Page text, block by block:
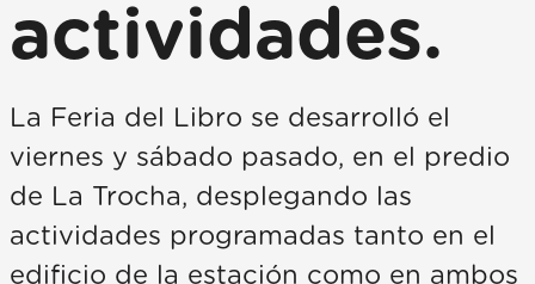
actividades.
La Feria del Libro se desarrolló el
viernes y sábado pasado, en el predio
de La Trocha, desplegando las
actividades programadas tanto en el
edificio de la estación como en ambos